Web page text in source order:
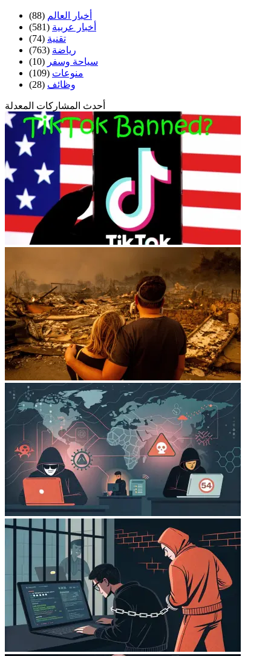
أخبار العالم (88)
أخبار عربية (581)
تقنية (74)
رياضة (763)
سياحة وسفر (10)
منوعات (109)
وظائف (28)
أحدث المشاركات المعدلة